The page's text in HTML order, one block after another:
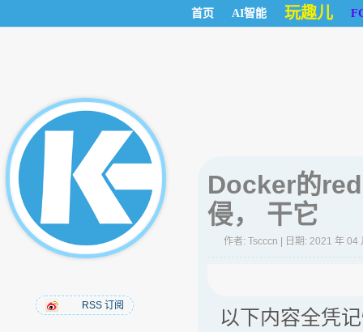
首页 AI智能 玩趣儿
RSS 订阅
Docker的
侵， 干它
作者: Tscccn | 日期: 2021 年
以下内容全凭